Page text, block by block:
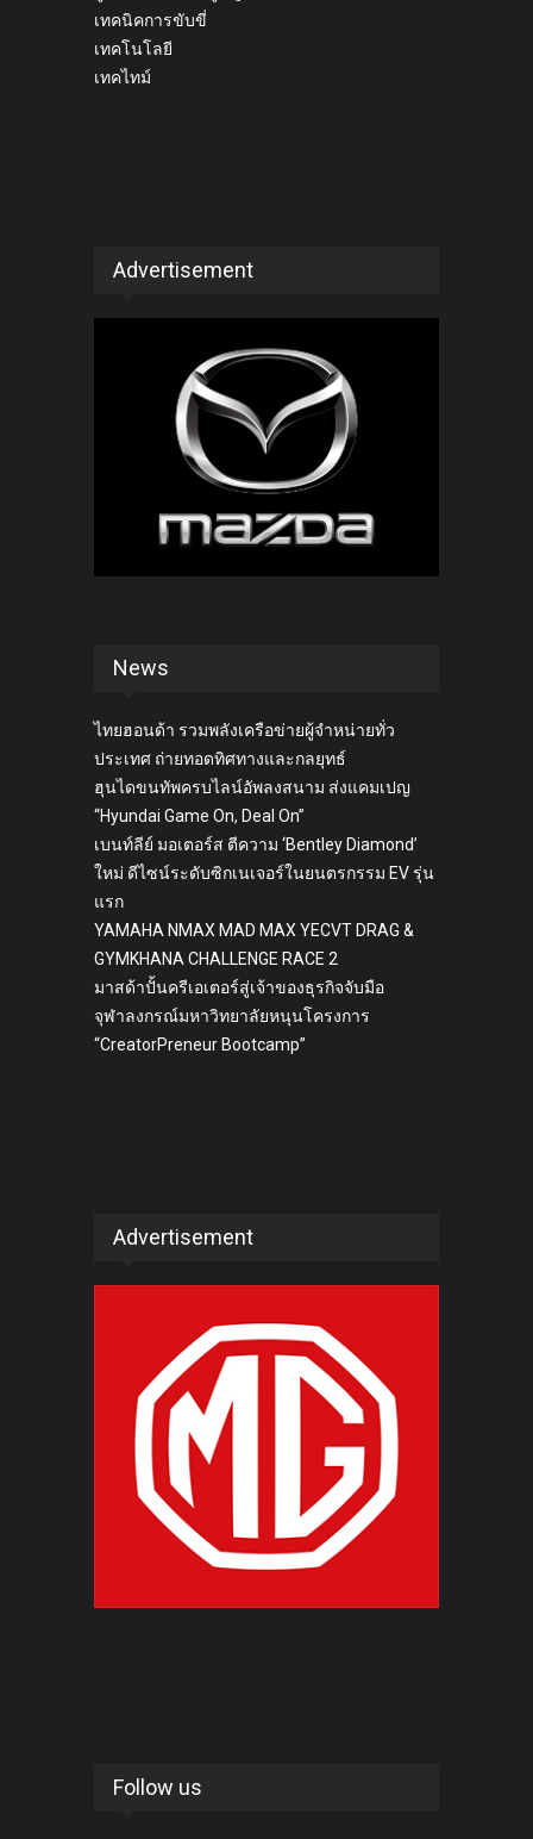
เทคนิคการขับขี่
เทคโนโลยี
เทคไทม์
Advertisement
News
ไทยฮอนด้า รวมพลังเครือข่ายผู้จำหน่ายทั่ว
ประเทศ ถ่ายทอดทิศทางและกลยุทธ์
ฮุนไดขนทัพครบไลน์อัพลงสนาม ส่งแคมเปญ
“Hyundai Game On, Deal On”
เบนท์ลีย์ มอเตอร์ส ตีความ ‘Bentley Diamond’
ใหม่ ดีไซน์ระดับซิกเนเจอร์ในยนตรกรรม EV รุ่น
แรก
YAMAHA NMAX MAD MAX YECVT DRAG &
GYMKHANA CHALLENGE RACE 2
มาสด้าปั้นครีเอเตอร์สู่เจ้าของธุรกิจจับมือ
จุฬาลงกรณ์มหาวิทยาลัยหนุนโครงการ
“CreatorPreneur Bootcamp”
Advertisement
Follow us